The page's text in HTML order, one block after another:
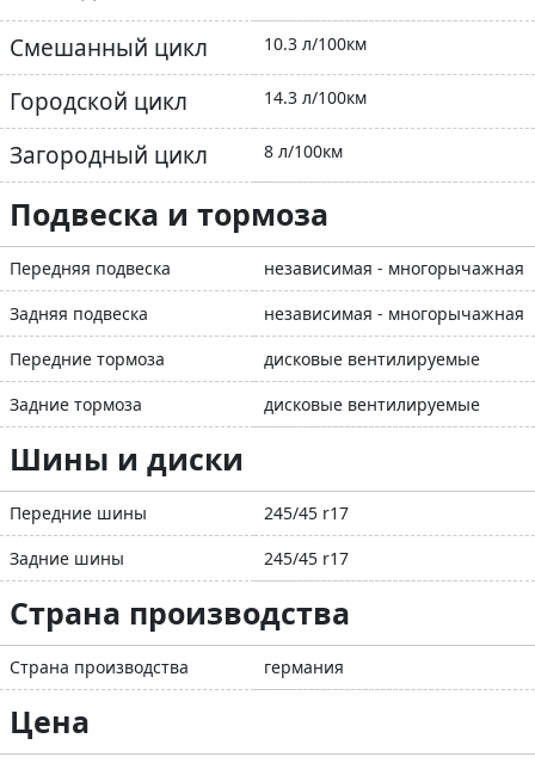
Смешанный цикл 10.3 л/100км
Городской цикл 14.3 л/100км
Загородный цикл 8 л/100км
Подвеска и тормоза
Передняя подвеска
независимая - многорычажная
Задняя подвеска
независимая - многорычажная
Передние тормоза
дисковые вентилируемые
Задние тормоза
дисковые вентилируемые
Шины и диски
Передние шины
245/45 r17
Задние шины
245/45 r17
Страна производства
Страна производства германия
Цена